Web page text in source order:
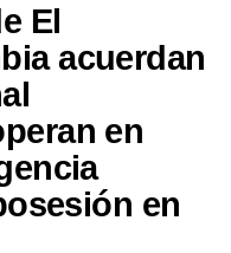
El
acuerdan
en
en